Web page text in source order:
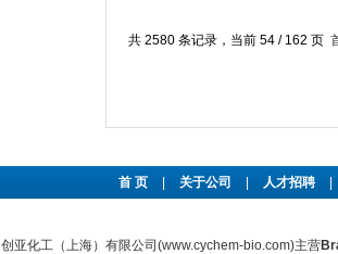
共 2580 条记录，当前 54 / 162 页
首 页 关于公司 人才招聘
创亚化工（上海）有限公司(www.cychem-bio.com)主营